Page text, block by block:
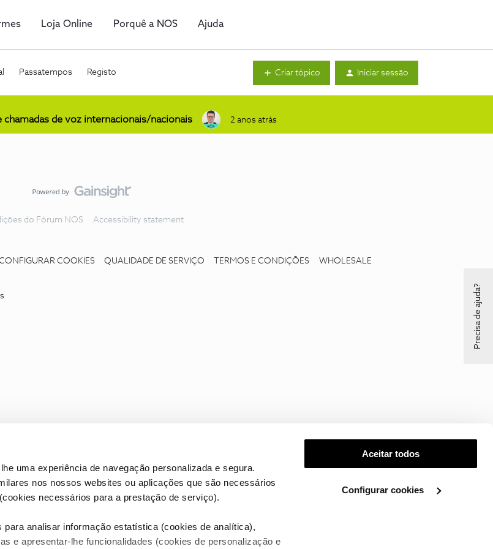
uma experiência de navegação personalizada e segura.
nos nossos websites ou aplicações que são necessários
necessários para a prestação de serviço).
analisar informação estatística (cookies de analítica),
e apresentar-lhe funcionalidades (cookies de personalização e
Aceitar todos
Configurar cookies
Loja Online Porquê a NOS Ajuda
Passatempos Registo Criar tópico Iniciar sessão
chamadas de voz internacionais/nacionais 2 anos atrás
do Fórum NOS Accessibility statement
COOKIES QUALIDADE DE SERVIÇO TERMOS E CONDIÇÕES WHOLESALE
Precisa de ajuda?